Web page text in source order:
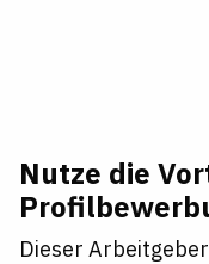
Nutze die
Dieser